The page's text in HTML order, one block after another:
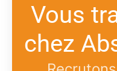
Vous
chez